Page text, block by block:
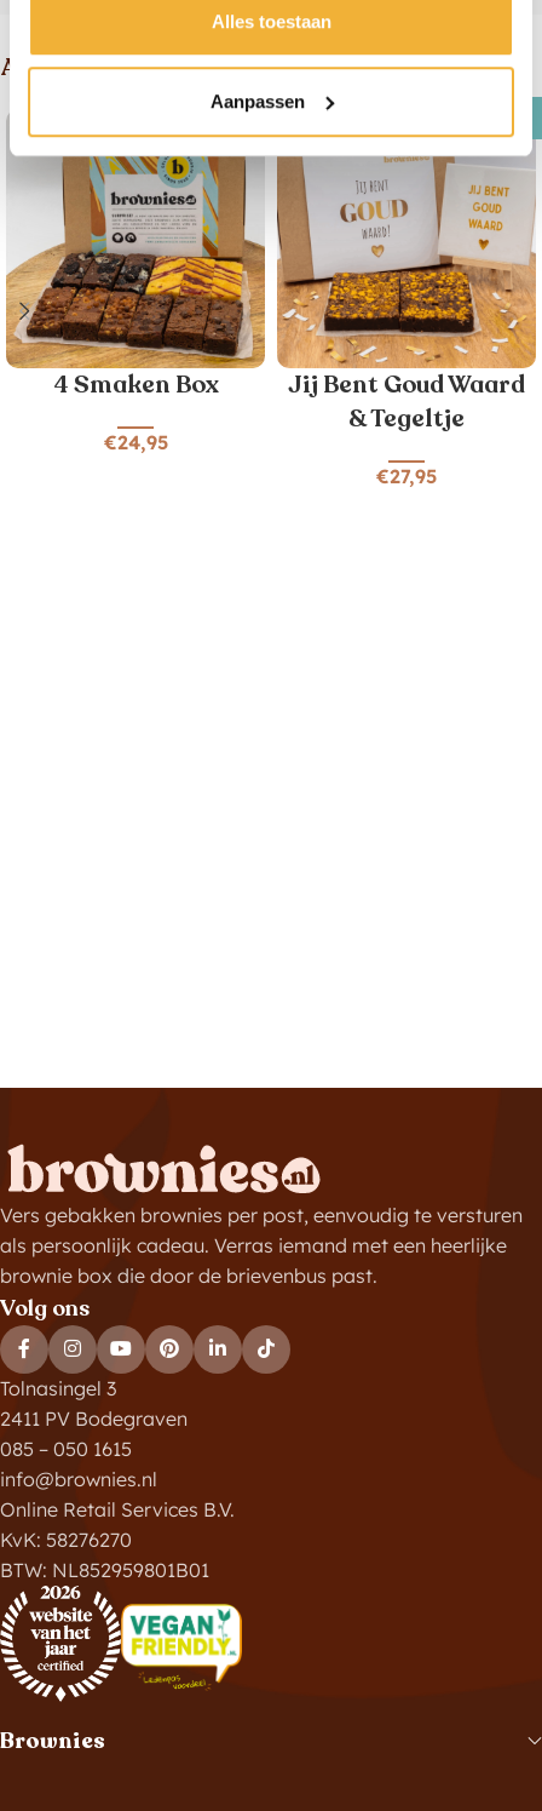
Alles toestaan
Aanpassen
Andere suggesties
4 Smaken Box
€24,95
Jij Bent Goud Waard
& Tegeltje
€27,95
Vers gebakken brownies per post, eenvoudig te versturen
als persoonlijk cadeau. Verras iemand met een heerlijke
brownie box die door de brievenbus past.
Volg ons
Tolnasingel 3
2411 PV Bodegraven
085 – 050 1615
info@brownies.nl
Online Retail Services B.V.
KvK: 58276270
BTW: NL852959801B01
Brownies